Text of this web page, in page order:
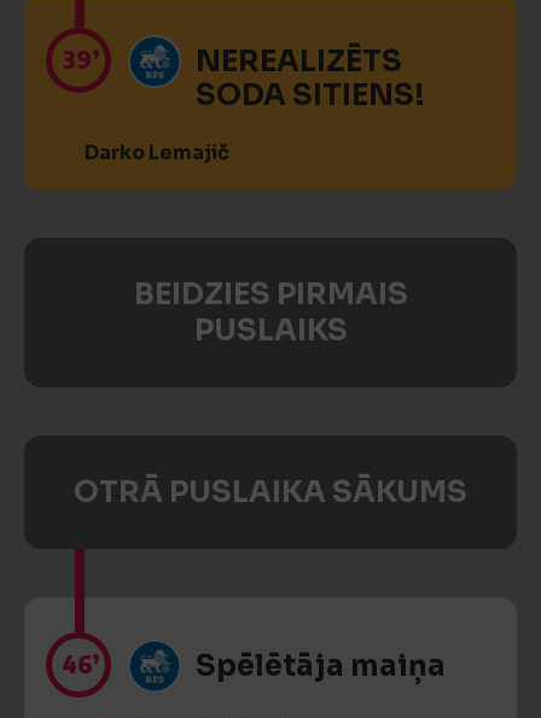
39’
NEREALIZĒTS
SODA SITIENS!
Darko Lemajič
BEIDZIES PIRMAIS
PUSLAIKS
OTRĀ PUSLAIKA SĀKUMS
46’ Spēlētāja maiņa